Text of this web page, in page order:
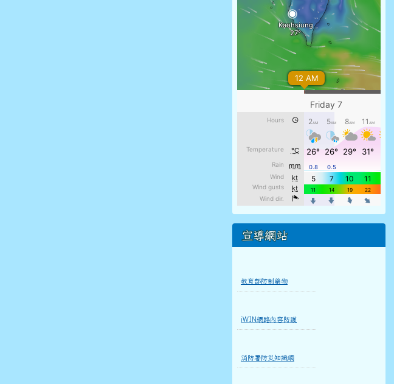
宣導網站
教育部防制藥物
iWIN網路內容防護
消防署防災知識網